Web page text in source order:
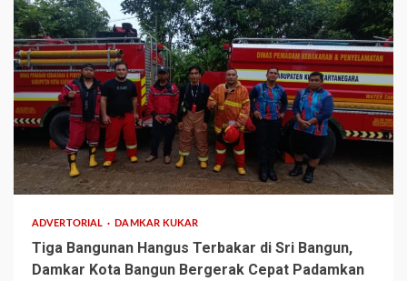
1 min read
ADVERTORIAL DAMKAR KUKAR
Tiga Bangunan Hangus Terbakar di Sri Bangun,
Damkar Kota Bangun Bergerak Cepat Padamkan